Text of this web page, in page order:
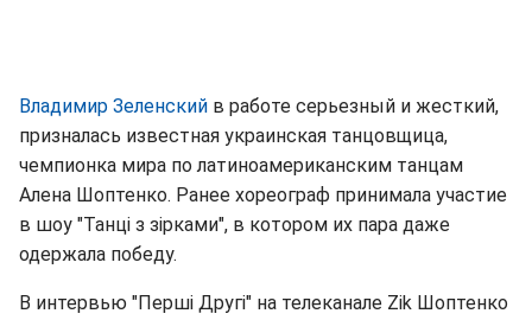
Владимир Зеленский в работе серьезный и жесткий,
призналась известная украинская танцовщица,
чемпионка мира по латиноамериканским танцам
Алена Шоптенко. Ранее хореограф принимала участие
в шоу "Танці з зірками", в котором их пара даже
одержала победу.
В интервью "Перші Другі" на телеканале Zik Шоптенко